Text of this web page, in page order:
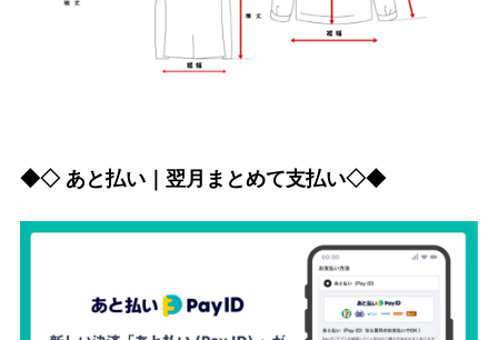
◆◇ あと払い｜翌月まとめて支払い◇◆